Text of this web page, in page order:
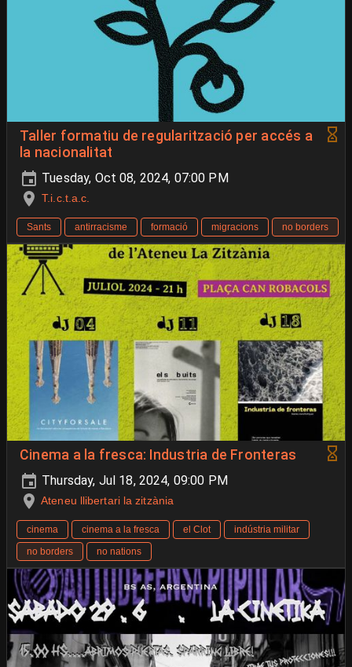
Taller formatiu de regularització per accés a
la nacionalitat
Tuesday, Oct 08, 2024, 07:00 PM
T.i.c.t.a.c.
Sants antirracisme formació migracions no borders
Cinema a la fresca: Industria de Fronteras
Thursday, Jul 18, 2024, 09:00 PM
Ateneu llibertari la zitzània
cinema cinema a la fresca el Clot
indústria militar
no borders
no nations